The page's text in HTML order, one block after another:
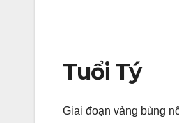
Tuổi Tý
Giai đoạn vàng bùng